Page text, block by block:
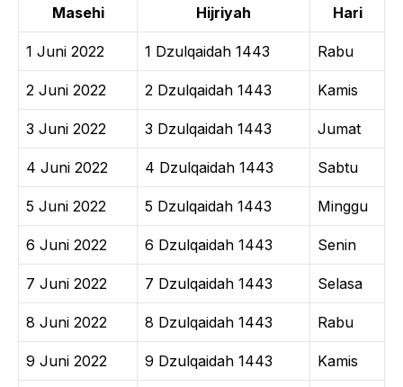
Masehi Hijriyah Hari
1 Juni 2022 1 Dzulqaidah 1443 Rabu
2 Juni 2022 2 Dzulqaidah 1443 Kamis
3 Juni 2022 3 Dzulqaidah 1443 Jumat
4 Juni 2022 4 Dzulqaidah 1443 Sabtu
5 Juni 2022 5 Dzulqaidah 1443 Minggu
6 Juni 2022 6 Dzulqaidah 1443 Senin
7 Juni 2022 7 Dzulqaidah 1443 Selasa
8 Juni 2022 8 Dzulqaidah 1443 Rabu
9 Juni 2022 9 Dzulqaidah 1443 Kamis